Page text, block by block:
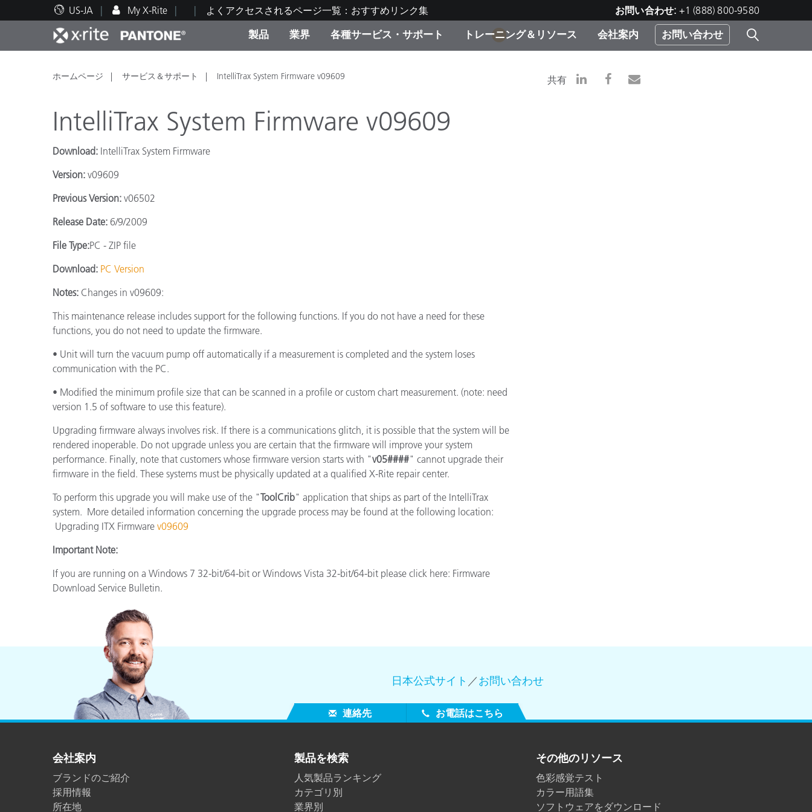
US-JA My X-Rite よくアクセスされるページ一覧：おすすめリンク集 お問い合わせ: +1 (888) 800-9580
製品
人気製品ランキング カテゴリ別
生産終了製品：アップグレー
キャンペーン
業界
印刷＆パッケージ印刷
自動車
プラスチック
塗料・塗装
ディスプレイメーカー＆プリ
ンターメーカー対象 OEM ソ
建築基材
各種サービス・サポート
テクニカルサポート 修理の流れ・サービス一覧
トレーニング＆リソース
教育関連資料 トレーニング
会社案内 お問い合わせ
1
ホームページ サービス＆サポート IntelliTrax System Firmware v09609 共有
IntelliTrax System Firmware v09609
Download: IntelliTrax System Firmware
Version: v09609
Previous Version: v06502
Release Date: 6/9/2009
File Type:PC - ZIP file
Download: PC Version
Notes: Changes in v09609:
This maintenance release includes support for the following functions. If you do not have a need for these
functions, you do not need to update the firmware.
• Unit will turn the vacuum pump off automatically if a measurement is completed and the system loses
communication with the PC.
• Modified the minimum profile size that can be scanned in a profile or custom chart measurement. (note: need
version 1.5 of software to use this feature).
Upgrading firmware always involves risk. If there is a communications glitch, it is possible that the system will be
rendered inoperable. Do not upgrade unless you are certain that the firmware will improve your system
performance. Finally, note that customers whose firmware version starts with "v05####" cannot upgrade their
firmware in the field. These systems must be physically updated at a qualified X-Rite repair center.
To perform this upgrade you will make use of the "ToolCrib" application that ships as part of the IntelliTrax
system. More detailed information concerning the upgrade process may be found at the following location:
Upgrading ITX Firmware v09609
Important Note:
If you are running on a Windows 7 32-bit/64-bit or Windows Vista 32-bit/64-bit please click here: Firmware
Download Service Bulletin.
日本公式サイト ／お問い合わせ
連絡先 お電話はこちら
会社案内
ブランドのご紹介
採用情報
所在地
製品を検索
人気製品ランキング
カテゴリ別
業界別
その他のリソース
色彩感覚テスト
カラー用語集
ソフトウェアをダウンロード